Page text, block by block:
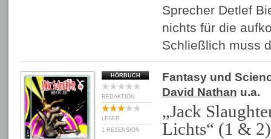
Sprecher Detlef
nichts für die
Schließlich muss
HÖRBUCH
REDAKTION
LESER
1 REZENSION
Fantasy und
David Nathan u.a.
„Jack
Lichts“ (1 & 2)